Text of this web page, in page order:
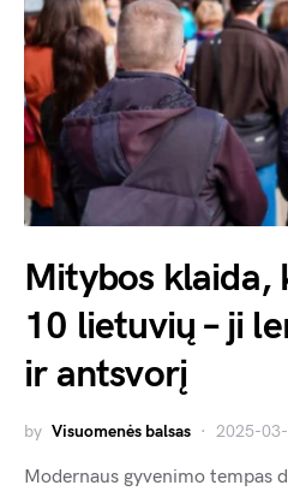
Mitybos klaida,
10 lietuvių – ji
ir antsvorį
by Visuomenės balsas 2025-
Modernaus gyvenimo tempas